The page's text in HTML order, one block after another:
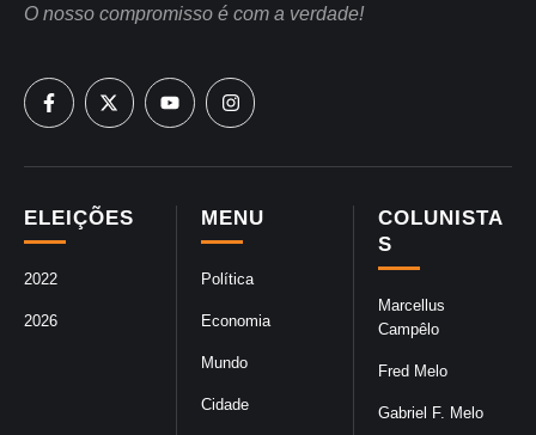
COLUNISTA
S
Marcellus
Campêlo
Fred Melo
Gabriel F. Melo
MENU
Política
Economia
Mundo
Cidade
ELEIÇÕES
2022
2026
O nosso compromisso é com a verdade!